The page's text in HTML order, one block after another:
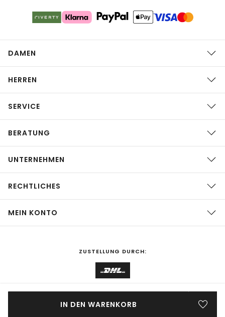
IN DEN WARENKORB
DAMEN
HERREN
SERVICE
BERATUNG
UNTERNEHMEN
RECHTLICHES
MEIN KONTO
ZUSTELLUNG DURCH: